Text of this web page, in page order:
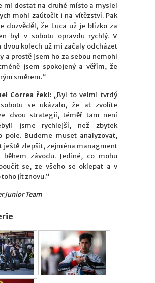
mi dostat na druhé místo a myslel
mohl zaútočit i na vítězství. Pak
dozvěděl, že Luca už je blízko za
byl v sobotu opravdu rychlý. V
dvou kolech už mi začaly odcházet
a prostě jsem ho za sebou nemohl
jsem spokojený a věřím, že
směrem.“
Correa řekl: „Byl to velmi tvrdý
se ukázalo, že ať zvolíte
dvou strategií, téměř tam není
jsme rychlejší, než zbytek
pole. Budeme muset analyzovat,
ještě zlepšit, zejména managment
během závodu. Jediné, co mohu
se, ze všeho se oklepat a v
jít znovu.“
Junior Team